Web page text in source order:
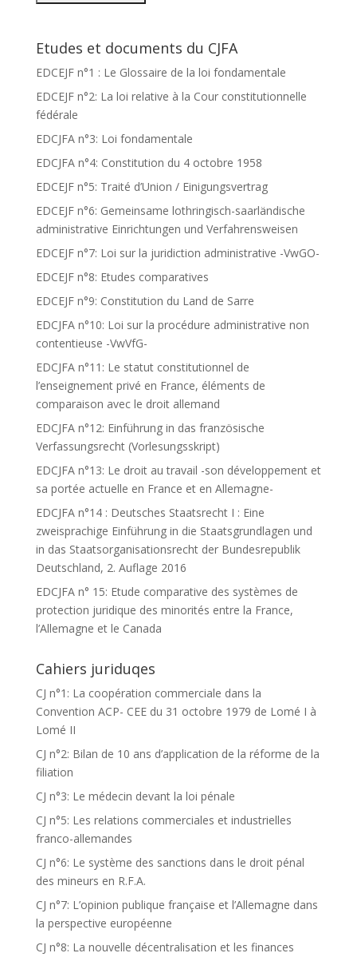
Etudes et documents du CJFA
EDCEJF n°1 : Le Glossaire de la loi fondamentale
EDCEJF n°2: La loi relative à la Cour constitutionnelle
fédérale
EDCJFA n°3: Loi fondamentale
EDCJFA n°4: Constitution du 4 octobre 1958
EDCEJF n°5: Traité d’Union / Einigungsvertrag
EDCEJF n°6: Gemeinsame lothringisch-saarländische
administrative Einrichtungen und Verfahrensweisen
EDCEJF n°7: Loi sur la juridiction administrative -VwGO-
EDCEJF n°8: Etudes comparatives
EDCEJF n°9: Constitution du Land de Sarre
EDCJFA n°10: Loi sur la procédure administrative non
contentieuse -VwVfG-
EDCJFA n°11: Le statut constitutionnel de
l’enseignement privé en France, éléments de
comparaison avec le droit allemand
EDCJFA n°12: Einführung in das französische
Verfassungsrecht (Vorlesungsskript)
EDCJFA n°13: Le droit au travail -son développement et
sa portée actuelle en France et en Allemagne-
EDCJFA n°14 : Deutsches Staatsrecht I : Eine
zweisprachige Einführung in die Staatsgrundlagen und
in das Staatsorganisationsrecht der Bundesrepublik
Deutschland, 2. Auflage 2016
EDCJFA n° 15: Etude comparative des systèmes de
protection juridique des minorités entre la France,
l’Allemagne et le Canada
Cahiers juriduqes
CJ n°1: La coopération commerciale dans la
Convention ACP- CEE du 31 octobre 1979 de Lomé I à
Lomé II
CJ n°2: Bilan de 10 ans d’application de la réforme de la
filiation
CJ n°3: Le médecin devant la loi pénale
CJ n°5: Les relations commerciales et industrielles
franco-allemandes
CJ n°6: Le système des sanctions dans le droit pénal
des mineurs en R.F.A.
CJ n°7: L’opinion publique française et l’Allemagne dans
la perspective européenne
CJ n°8: La nouvelle décentralisation et les finances